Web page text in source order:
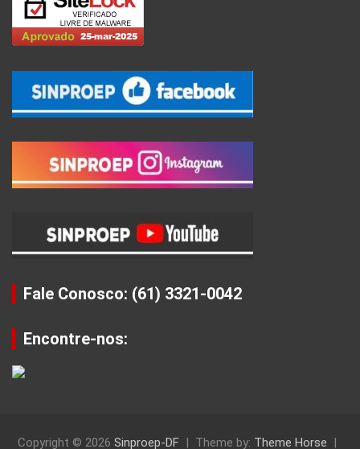
Fale Conosco: (61) 3321-0042
Encontre-nos:
Copyright © 2026 Sinproep-DF Theme by: Theme Horse